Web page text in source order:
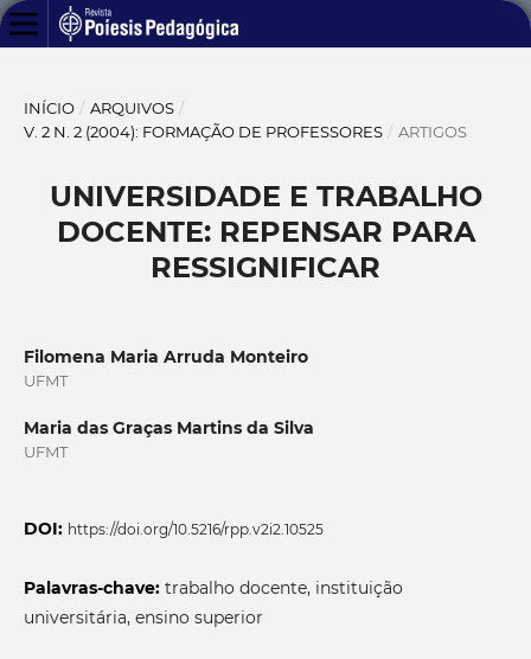
INÍCIO / ARQUIVOS /
V. 2 N. 2 (2004): FORMAÇÃO DE PROFESSORES / ARTIGOS
UNIVERSIDADE E TRABALHO
DOCENTE: REPENSAR PARA
RESSIGNIFICAR
Filomena Maria Arruda Monteiro
UFMT
Maria das Graças Martins da Silva
UFMT
DOI: https://doi.org/10.5216/rpp.v2i2.10525
Palavras-chave: trabalho docente, instituição
universitária, ensino superior